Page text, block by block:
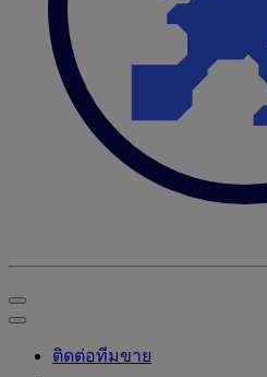
ติดต่อทีมขาย